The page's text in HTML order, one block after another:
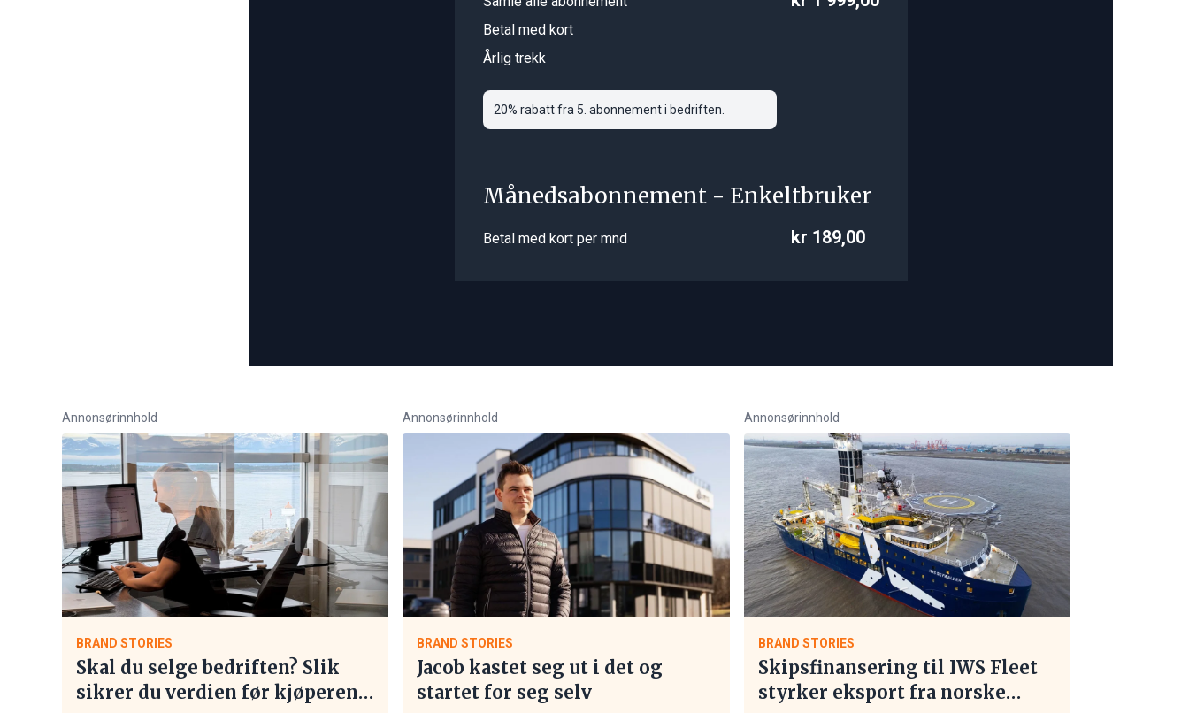
Betal med kort
Årlig trekk
20% rabatt fra 5. abonnement i bedriften.
Månedsabonnement - Enkeltbruker
Betal med kort per mnd kr 189,00
Annonsørinnhold
BRAND STORIES
Skal du selge bedriften? Slik
sikrer du verdien før kjøperen
Annonsørinnhold
BRAND STORIES
Jacob kastet seg ut i det og
startet for seg selv
Annonsørinnhold
BRAND STORIES
Skipsfinansering til IWS Fleet
styrker eksport fra norske